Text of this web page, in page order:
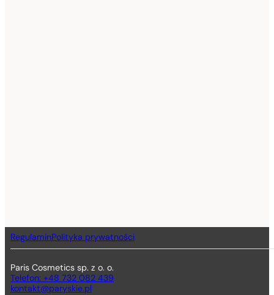
RegulaminPolityka prywatności
Paris Cosmetics sp. z o. o.
Telefon: +48 732 082 439
kontakt@paryskie.pl